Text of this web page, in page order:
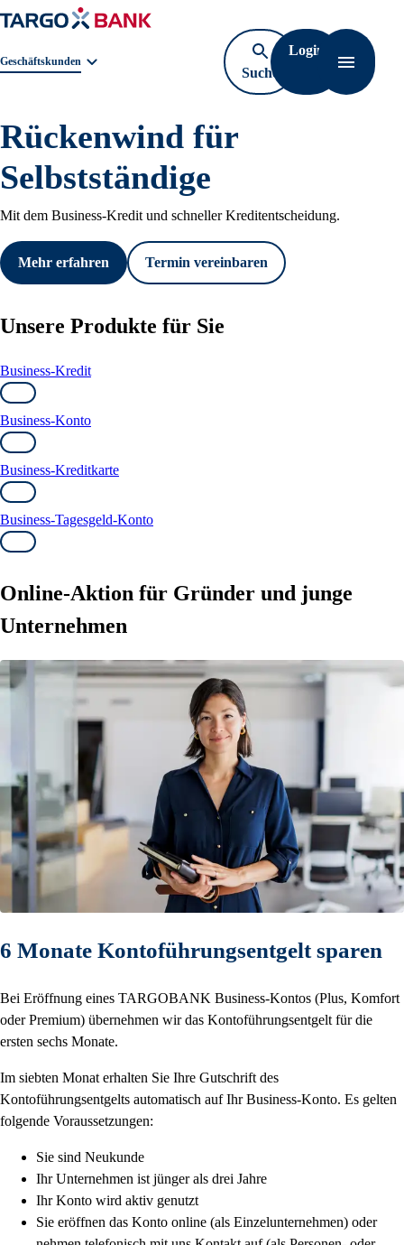
Geschäftsbereichnavigation. Aktuelle Auswahl:
Geschäftskunden
Suche
öffnen
Login
Rückenwind für
Selbstständige
Mit dem Business-Kredit und schneller Kreditentscheidung.
Mehr erfahren Termin vereinbaren
Unsere Produkte für Sie
Business-Kredit
Business-Konto
Business-Kreditkarte
Business-Tagesgeld-Konto
Online-Aktion für Gründer und junge
Unternehmen
6 Monate Kontoführungsentgelt sparen
Bei Eröffnung eines TARGOBANK Business-Kontos (Plus, Komfort
oder Premium) übernehmen wir das Kontoführungsentgelt für die
ersten sechs Monate.
Im siebten Monat erhalten Sie Ihre Gutschrift des
Kontoführungsentgelts automatisch auf Ihr Business-Konto. Es gelten
folgende Voraussetzungen:
Sie sind Neukunde
Ihr Unternehmen ist jünger als drei Jahre
Ihr Konto wird aktiv genutzt
Sie eröffnen das Konto online (als Einzelunternehmen) oder